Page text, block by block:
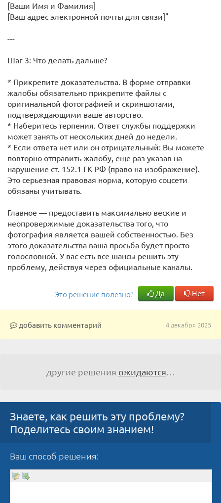
[Ваши Имя и Фамилия]
[Ваш адрес электронной почты для связи]"
---
Шаг 3: Что делать дальше?
* Прикрепите доказательства. В форме отправки
жалобы обязательно прикрепите файлы с
оригинальной фотографией и скриншотами,
подтверждающими ваше авторство.
* Наберитесь терпения. Ответ службы поддержки
может занять от нескольких дней до недели.
* Если ответа нет или он отрицательный: Вы можете
повторно отправить жалобу, еще раз указав на
нарушение ст. 152.1 ГК РФ (право на изображение).
Это серьезная правовая норма, которую соцсети
обязаны учитывать.
Главное — предоставить максимально веские и
неопровержимые доказательства того, что
фотография является вашей собственностью. Без
этого доказательства ваша просьба будет просто
голословной. У вас есть все шансы решить эту
проблему, действуя через официальные каналы.
Это решение полезно? Да Нет
4 декабря 2025
добавить комментарий
другие решения ожидаются
Знаете, как решить эту проблему?
Поделитесь своим знанием!
Ваш способ решения: